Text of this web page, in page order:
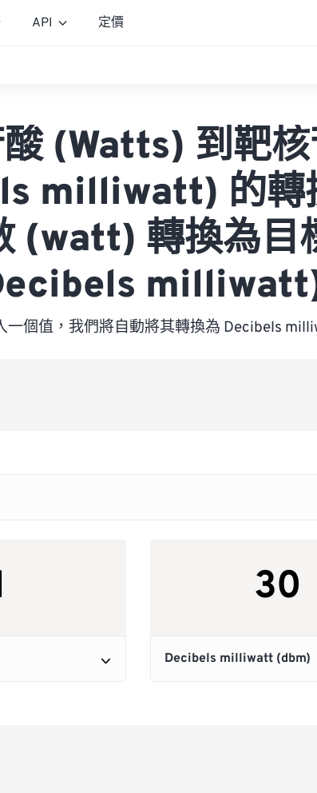
API 定價
(Watts) 到靶
milliwatt) 的轉
(watt) 轉換為目
一個值，我們將自動將其轉換為 Decibels